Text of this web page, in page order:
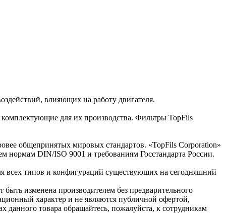
влияющих на работу двигателя.
для их производства. Фильтры TopFils
общепринятых мировых стандартов. «TopFils Corporation»
нормам DIN/ISO 9001 и требованиям Госстандарта России.
всех типов и конфигураций существующих на сегодняшний
изменена производителем без предварительного
характер и не являются публичной офертой,
данного товара обращайтесь, пожалуйста, к сотрудникам